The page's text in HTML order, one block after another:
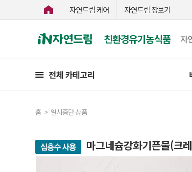
자연드림 케어 자연드림 장보기
친환경유기농식품 자
전체 카테고리
홈 > 일시중단 상품
마그네슘강화기픈물(크